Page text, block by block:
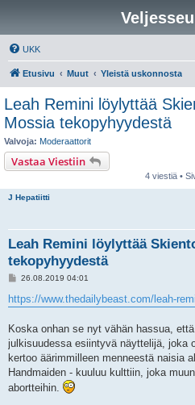
UKK
Etusivu Muut Yleistä uskonnosta
Leah Remini löylyttää
Mossia tekopyhyydestä
Valvoja: Moderaattorit
Vastaa Viestiin
4 viestiä •
J Hepatiitti
Leah Remini löylyttää
tekopyhyydestä
V
e
s
i
26.08.2019 04:01
https://www.thedailybeast.com/leah-
Koska onhan se nyt vähän hassua,
julkisuudessa esiintyvä näyttelijä, joka
kertoo äärimmilleen menneestä naisia
Handmaiden - kuuluu kulttiin, joka
abortteihin.